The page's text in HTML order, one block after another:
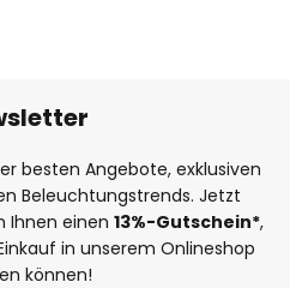
besten Angebote, exklusiven
Beleuchtungstrends. Jetzt
Ihnen einen 13%-Gutschein*,
in unserem Onlineshop
können!